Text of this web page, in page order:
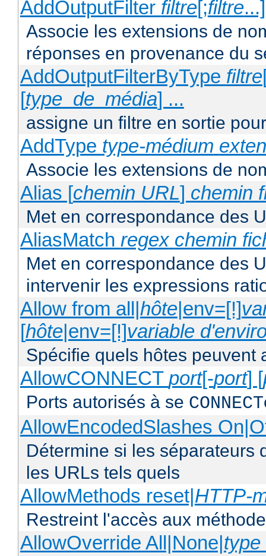
AddOutputFilter filtre[;filtre
Associe les extensions de
réponses en provenance du
AddOutputFilterByType filtre
[type_de_média] ...
assigne un filtre en sortie
AddType type-médium
Associe les extensions de
Alias [chemin URL] chemin
Met en correspondance des
AliasMatch regex chemin
Met en correspondance des
intervenir les expressions
Allow from all|hôte|env=[!]
[hôte|env=[!]variable
Spécifie quels hôtes peuvent
AllowCONNECT port[-port] [
Ports autorisés à se CONNECT
AllowEncodedSlashes
Détermine si les séparateurs
les URLs tels quels
AllowMethods reset|HTTP-
Restreint l'accès aux
AllowOverride All|None|type